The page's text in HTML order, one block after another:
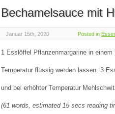
Bechamelsauce mit
Januar 15th, 2020 Posted in
1 Esslöffel Pflanzenmargarine in einem
Temperatur flüssig werden lassen. 3
und bei erhöhter Temperatur
(61 words, estimated 15 secs reading